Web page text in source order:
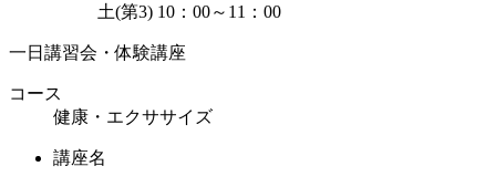
土(第3) 10：00～11：00
一日講習会・体験講座
コース
健康・エクササイズ
講座名